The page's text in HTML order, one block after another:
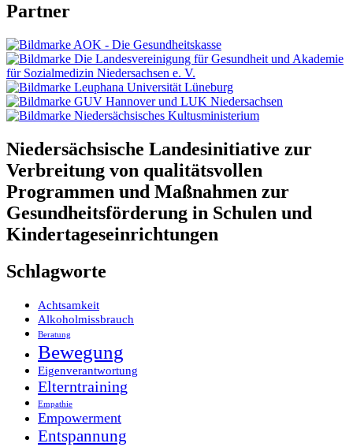
Partner
Niedersächsische Landesinitiative zur
Verbreitung von qualitätsvollen
Programmen und Maßnahmen zur
Gesundheitsförderung in Schulen und
Kindertageseinrichtungen
Schlagworte
Achtsamkeit
Alkoholmissbrauch
Beratung
Bewegung
Eigenverantwortung
Elterntraining
Empathie
Empowerment
Entspannung